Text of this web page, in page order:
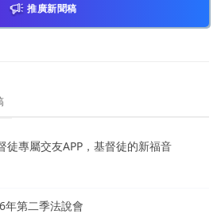
推廣新聞稿
徒專屬交友APP，基督徒的新福音
年第二季法說會